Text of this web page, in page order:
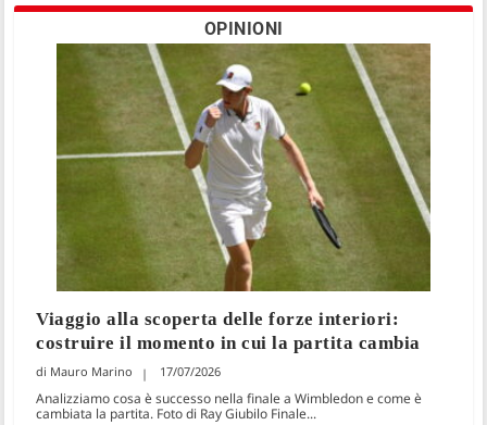
OPINIONI
Viaggio alla scoperta delle forze interiori:
costruire il momento in cui la partita cambia
Mauro Marino 17/07/2026
Analizziamo cosa è successo nella finale a Wimbledon e come è
cambiata la partita. Foto di Ray Giubilo Finale...